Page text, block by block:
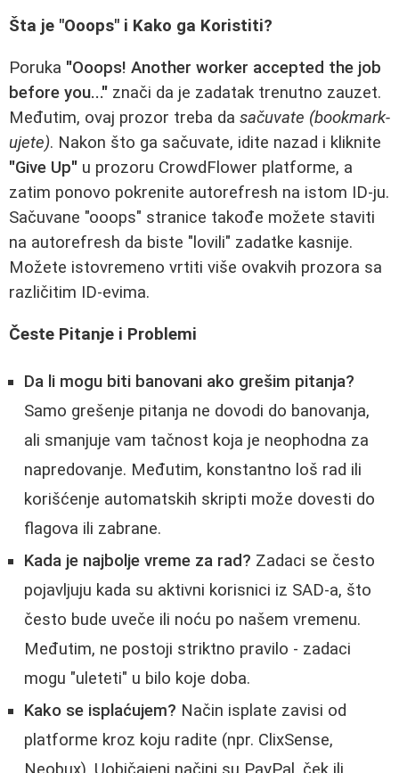
Šta je "Ooops" i Kako ga Koristiti?
Poruka "Ooops! Another worker accepted the job
before you..." znači da je zadatak trenutno zauzet.
Međutim, ovaj prozor treba da sačuvate (bookmark-
ujete). Nakon što ga sačuvate, idite nazad i kliknite
"Give Up" u prozoru CrowdFlower platforme, a
zatim ponovo pokrenite autorefresh na istom ID-ju.
Sačuvane "ooops" stranice takođe možete staviti
na autorefresh da biste "lovili" zadatke kasnije.
Možete istovremeno vrtiti više ovakvih prozora sa
različitim ID-evima.
Česte Pitanje i Problemi
Da li mogu biti banovani ako grešim pitanja?
Samo grešenje pitanja ne dovodi do banovanja,
ali smanjuje vam tačnost koja je neophodna za
napredovanje. Međutim, konstantno loš rad ili
korišćenje automatskih skripti može dovesti do
flagova ili zabrane.
Kada je najbolje vreme za rad? Zadaci se često
pojavljuju kada su aktivni korisnici iz SAD-a, što
često bude uveče ili noću po našem vremenu.
Međutim, ne postoji striktno pravilo - zadaci
mogu "uleteti" u bilo koje doba.
Kako se isplaćujem? Način isplate zavisi od
platforme kroz koju radite (npr. ClixSense,